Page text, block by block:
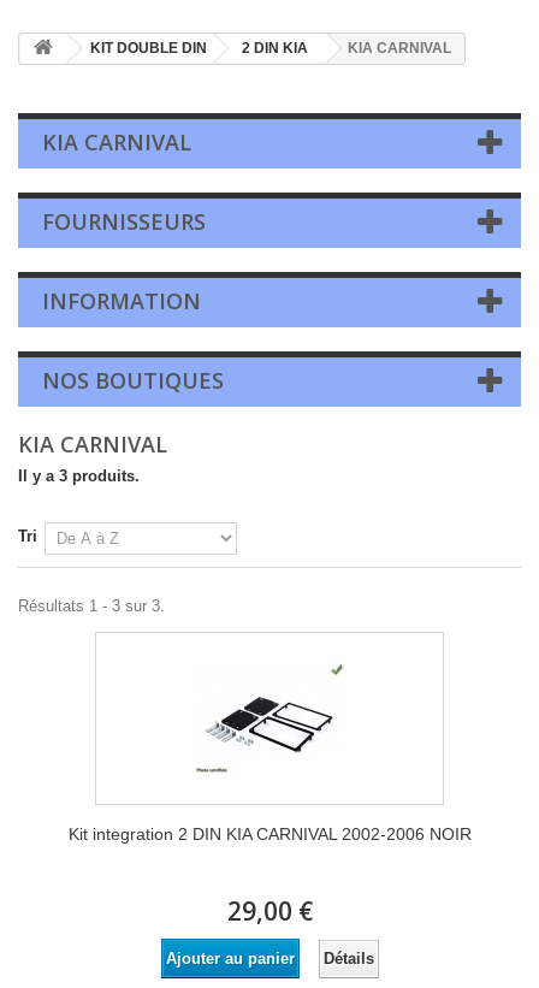
KIT DOUBLE DIN 2 DIN KIA KIA CARNIVAL
KIA CARNIVAL
FOURNISSEURS
INFORMATION
NOS BOUTIQUES
KIA CARNIVAL
Il y a 3 produits.
Tri
Résultats 1 - 3 sur 3.
Kit integration 2 DIN KIA CARNIVAL 2002-2006 NOIR
29,00 €
Ajouter au panier Détails